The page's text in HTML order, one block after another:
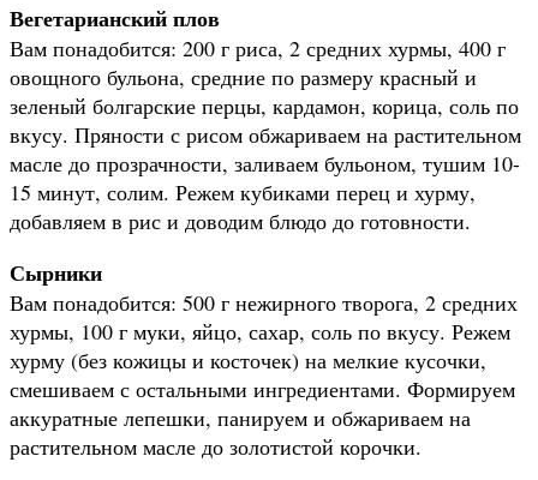
Вегетарианский плов
Вам понадобится: 200 г риса, 2 средних хурмы, 400 г
овощного бульона, средние по размеру красный и
зеленый болгарские перцы, кардамон, корица, соль по
вкусу. Пряности с рисом обжариваем на растительном
масле до прозрачности, заливаем бульоном, тушим 10-
15 минут, солим. Режем кубиками перец и хурму,
добавляем в рис и доводим блюдо до готовности.
Сырники
Вам понадобится: 500 г нежирного творога, 2 средних
хурмы, 100 г муки, яйцо, сахар, соль по вкусу. Режем
хурму (без кожицы и косточек) на мелкие кусочки,
смешиваем с остальными ингредиентами. Формируем
аккуратные лепешки, панируем и обжариваем на
растительном масле до золотистой корочки.